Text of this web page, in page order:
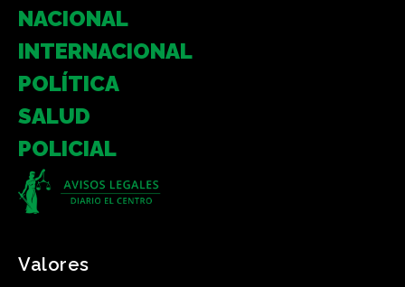
NACIONAL
INTERNACIONAL
POLÍTICA
SALUD
POLICIAL
Valores